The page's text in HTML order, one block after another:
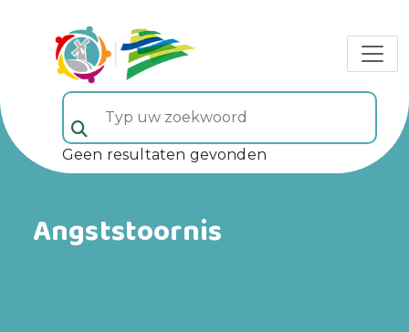
Typ uw zoekwoord (veld 5)
Geen resultaten gevonden
Angststoornis